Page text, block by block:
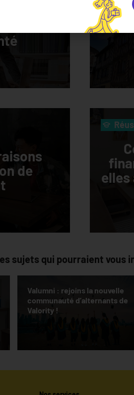
de
de
de
elles
sujets qui pourraient vous
Valumni : rejoins la nouvelle
communauté d’alternants de
Valority !